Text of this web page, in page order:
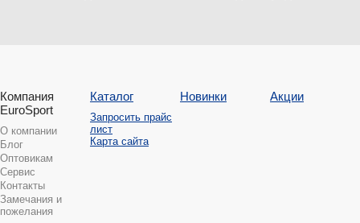
Компания
EuroSport
О компании
Блог
Оптовикам
Сервис
Контакты
Замечания и
пожелания
Каталог
Запросить прайс
лист
Карта сайта
Новинки Акции